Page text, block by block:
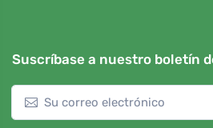
Suscríbase a nuestro boletín